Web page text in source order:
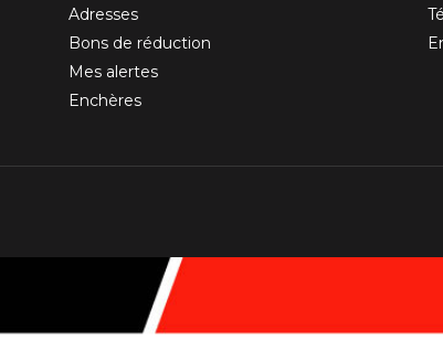
Adresses
Bons de réduction
Mes alertes
Enchères